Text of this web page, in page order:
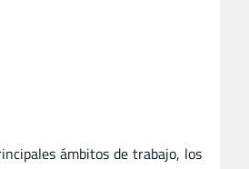
ámbitos de trabajo, los